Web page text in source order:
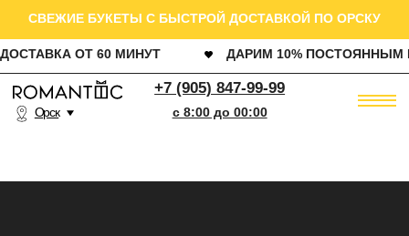
c 8:00 до 00:00
СВЕЖИЕ БУКЕТЫ С БЫСТРОЙ ДОСТАВКОЙ ПО ОРСКУ
ДОСТАВКА ОТ 60 МИНУТ ДАРИМ 10% ПОСТОЯННЫМ КЛИЕНТАМ